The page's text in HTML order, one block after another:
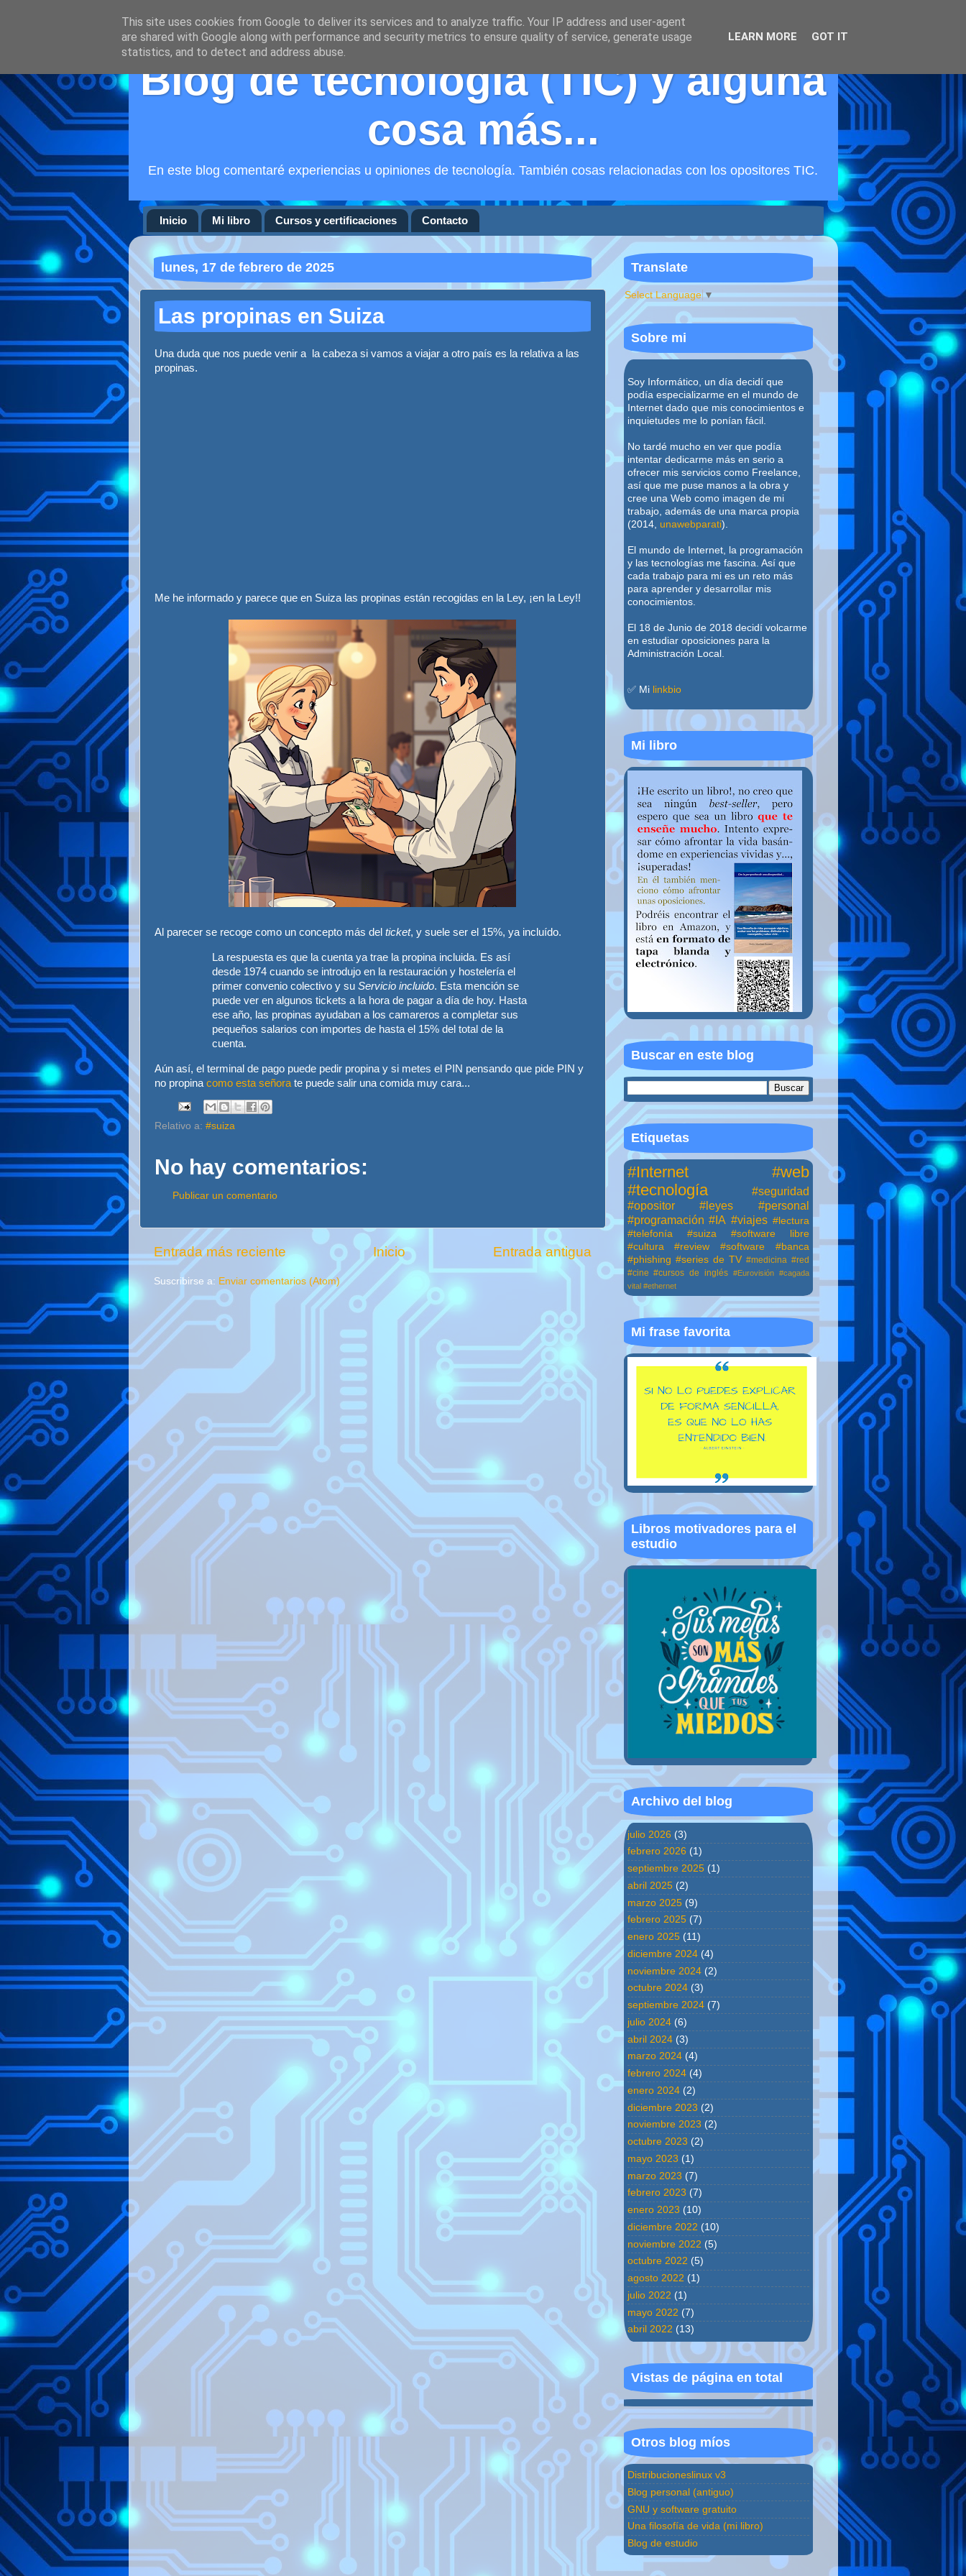
Blog de tecnología (TIC) y alguna
cosa más...
En este blog comentaré experiencias u opiniones de tecnología. También cosas relacionadas con los opositores TIC.
Inicio Mi libro Cursos y certificaciones Contacto
lunes, 17 de febrero de 2025
Las propinas en Suiza
Una duda que nos puede venir a la cabeza si vamos a viajar a otro país es la relativa a las
propinas.
Me he informado y parece que en Suiza las propinas están recogidas en la Ley, ¡en la Ley!!
Al parecer se recoge como un concepto más del ticket, y suele ser el 15%, ya incluído.
La respuesta es que la cuenta ya trae la propina incluida. Es así
desde 1974 cuando se introdujo en la restauración y hostelería el
primer convenio colectivo y su Servicio incluido. Esta mención se
puede ver en algunos tickets a la hora de pagar a día de hoy. Hasta
ese año, las propinas ayudaban a los camareros a completar sus
pequeños salarios con importes de hasta el 15% del total de la
cuenta.
Aún así, el terminal de pago puede pedir propina y si metes el PIN pensando que pide PIN y
no propina como esta señorate puede salir una comida muy cara...
Relativo a: #suiza
No hay comentarios:
Publicar un comentario
Entrada más reciente Entrada antigua
Inicio
Suscribirse a: Enviar comentarios (Atom)
Translate
Select Language ▼
Sobre mi
Soy Informático, un día decidí que
podía especializarme en el mundo de
Internet dado que mis conocimientos e
inquietudes me lo ponían fácil.
No tardé mucho en ver que podía
intentar dedicarme más en serio a
ofrecer mis servicios como Freelance,
así que me puse manos a la obra y
cree una Web como imagen de mi
trabajo, además de una marca propia
(2014, unawebparati).
El mundo de Internet, la programación
y las tecnologías me fascina. Así que
cada trabajo para mi es un reto más
para aprender y desarrollar mis
conocimientos.
El 18 de Junio de 2018 decidí volcarme
en estudiar oposiciones para la
Administración Local.
✅ Mi linkbio
Mi libro
Buscar en este blog
Etiquetas
#Internet
#web
#tecnología
#seguridad
#opositor
#leyes
#personal
#programación #IA #viajes #lectura
#telefonía
#suiza
#software libre
#cultura
#review #software
#banca
#phishing #series de TV #medicina #red
#cine #cursos de inglés #Eurovisión
#cagada
vital #ethernet
Mi frase favorita
Libros motivadores para el
estudio
Archivo del blog
julio 2026 (3)
febrero 2026 (1)
septiembre 2025(1)
abril 2025(2)
marzo 2025(9)
febrero 2025(7)
enero 2025(11)
diciembre 2024(4)
noviembre 2024(2)
octubre 2024(3)
septiembre 2024(7)
julio 2024(6)
abril 2024(3)
marzo 2024(4)
febrero 2024(4)
enero 2024(2)
diciembre 2023 (2)
noviembre 2023 (2)
octubre 2023 (2)
mayo 2023 (1)
marzo 2023 (7)
febrero 2023 (7)
enero 2023 (10)
diciembre 2022 (10)
noviembre 2022 (5)
octubre 2022 (5)
agosto 2022 (1)
julio 2022 (1)
mayo 2022 (7)
abril 2022 (13)
Vistas de página en total
Otros blog míos
Distribucioneslinux v3
Blog personal (antiguo)
GNU y software gratuito
Una filosofía de vida (mi libro)
Blog de estudio
This site uses cookies from Google to deliver its services and to analyze traffic. Your IP address and user-agent
are shared with Google along with performance and security metrics to ensure quality of service, generate usage
statistics, and to detect and address abuse.
LEARN MORE GOT IT